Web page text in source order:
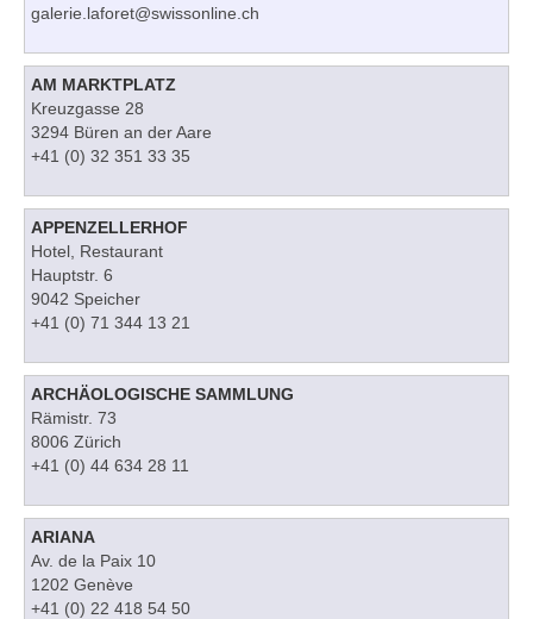
galerie.laforet@swissonline.ch
AM MARKTPLATZ
Kreuzgasse 28
3294 Büren an der Aare
+41 (0) 32 351 33 35
APPENZELLERHOF
Hotel, Restaurant
Hauptstr. 6
9042 Speicher
+41 (0) 71 344 13 21
ARCHÄOLOGISCHE SAMMLUNG
Rämistr. 73
8006 Zürich
+41 (0) 44 634 28 11
ARIANA
Av. de la Paix 10
1202 Genève
+41 (0) 22 418 54 50